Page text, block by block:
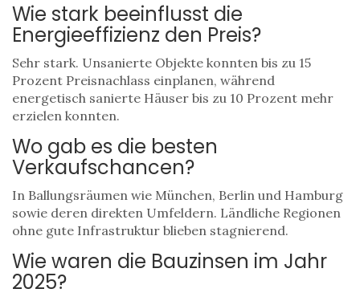
Wie stark beeinflusst die
Energieeffizienz den Preis?
Sehr stark. Unsanierte Objekte konnten bis zu 15
Prozent Preisnachlass einplanen, während
energetisch sanierte Häuser bis zu 10 Prozent mehr
erzielen konnten.
Wo gab es die besten
Verkaufschancen?
In Ballungsräumen wie München, Berlin und Hamburg
sowie deren direkten Umfeldern. Ländliche Regionen
ohne gute Infrastruktur blieben stagnierend.
Wie waren die Bauzinsen im Jahr
2025?